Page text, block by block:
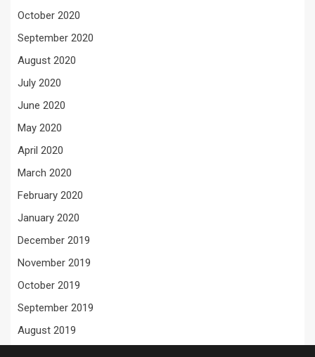
October 2020
September 2020
August 2020
July 2020
June 2020
May 2020
April 2020
March 2020
February 2020
January 2020
December 2019
November 2019
October 2019
September 2019
August 2019